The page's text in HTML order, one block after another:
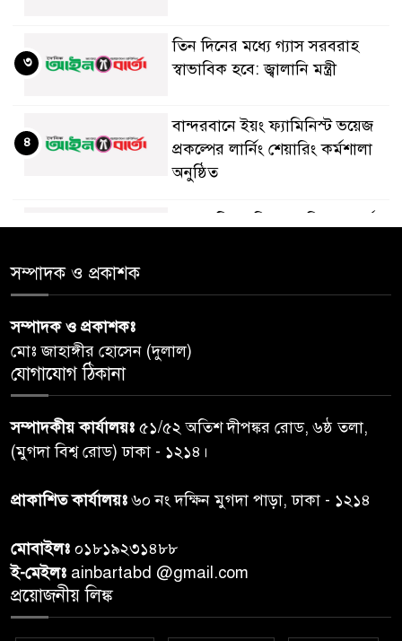
তিন দিনের মধ্যে গ্যাস সরবরাহ
স্বাভাবিক হবে: জ্বালানি মন্ত্রী
৩
বান্দরবানে ইয়ং ফ্যামিনিস্ট ভয়েজ
প্রকল্পের লার্নিং শেয়ারিং কর্মশালা
অনুষ্ঠিত
৪
পেশ
৬
তদন্ত শেষ পর্যায়ে, দ্রুত চার্জশিট
৭
রাতের মধ্যে ঢাকাসহ ১০ অঞ্চলে
ঝড়বৃষ্টির পূর্বাভাস
৮
প্রধানমন্ত্রীর সঙ্গে দেখা করে স্বপ্নপূরণ
উপহার
৯
সম্পাদক ও প্রকাশক
সম্পাদক ও প্রকাশকঃ
মোঃ জাহাঙ্গীর হোসেন (দুলাল)
যোগাযোগ ঠিকানা
সম্পাদকীয় কার্যালয়ঃ ৫১/৫২ অতিশ দীপঙ্কর রোড, ৬ষ্ঠ তলা,
(মুগদা বিশ্ব রোড) ঢাকা - ১২১৪।
প্রাকাশিত কার্যালয়ঃ৬০ নং দক্ষিন মুগদা পাড়া, ঢাকা - ১২১৪
মোবাইলঃ ০১৮১৯২৩১৪৮৮
ই-মেইলঃ ainbartabd @gmail.com
প্রয়োজনীয় লিঙ্ক